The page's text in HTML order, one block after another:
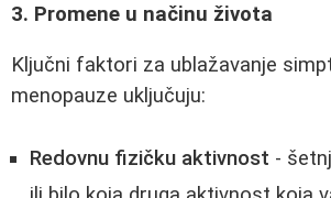
3. Promene u načinu života
Ključni faktori za ublažavanje
menopauze uključuju:
Redovnu fizičku aktivnost -